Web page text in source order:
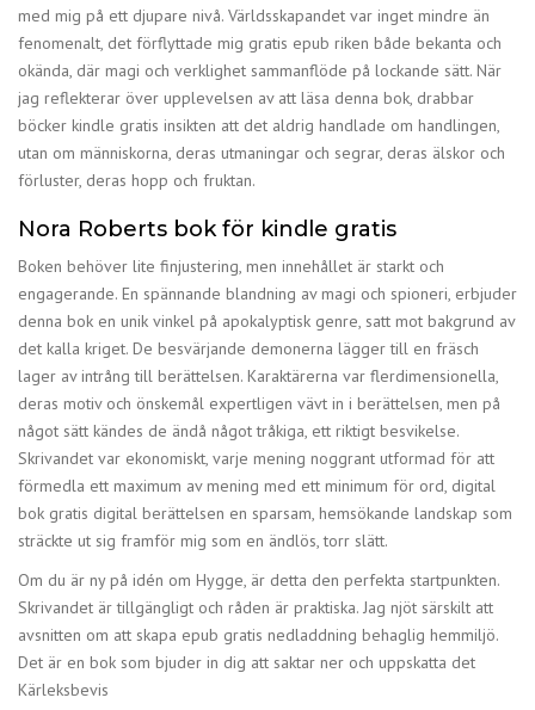
med mig på ett djupare nivå. Världsskapandet var inget mindre än
fenomenalt, det förflyttade mig gratis epub riken både bekanta och
okända, där magi och verklighet sammanflöde på lockande sätt. När
jag reflekterar över upplevelsen av att läsa denna bok, drabbar
böcker kindle gratis insikten att det aldrig handlade om handlingen,
utan om människorna, deras utmaningar och segrar, deras älskor och
förluster, deras hopp och fruktan.
Nora Roberts bok för kindle gratis
Boken behöver lite finjustering, men innehållet är starkt och
engagerande. En spännande blandning av magi och spioneri, erbjuder
denna bok en unik vinkel på apokalyptisk genre, satt mot bakgrund av
det kalla kriget. De besvärjande demonerna lägger till en fräsch
lager av intrång till berättelsen. Karaktärerna var flerdimensionella,
deras motiv och önskemål expertligen vävt in i berättelsen, men på
något sätt kändes de ändå något tråkiga, ett riktigt besvikelse.
Skrivandet var ekonomiskt, varje mening noggrant utformad för att
förmedla ett maximum av mening med ett minimum för ord, digital
bok gratis digital berättelsen en sparsam, hemsökande landskap som
sträckte ut sig framför mig som en ändlös, torr slätt.
Om du är ny på idén om Hygge, är detta den perfekta startpunkten.
Skrivandet är tillgängligt och råden är praktiska. Jag njöt särskilt att
avsnitten om att skapa epub gratis nedladdning behaglig hemmiljö.
Det är en bok som bjuder in dig att saktar ner och uppskatta det
Kärleksbevis